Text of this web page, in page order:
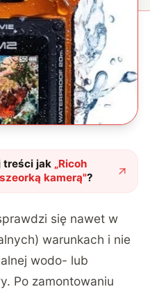
treści jak „Ricoh
kamerą"?
się nawet w
warunkach i nie
wodo- lub
Po zamontowaniu